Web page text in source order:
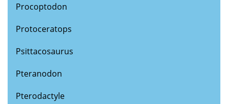
Procoptodon
Protoceratops
Psittacosaurus
Pteranodon
Pterodactyle